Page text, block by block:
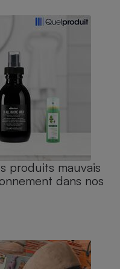
produits mauvais
dans nos